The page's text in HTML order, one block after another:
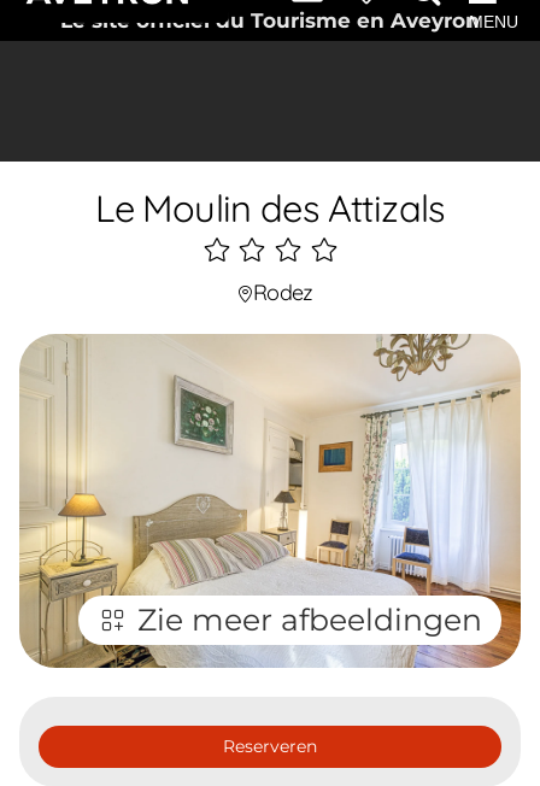
Le site officiel du Tourisme en AveyronMENU
Le Moulin des Attizals
4
étoilesRodez
Zie meer afbeeldingen
Reserveren